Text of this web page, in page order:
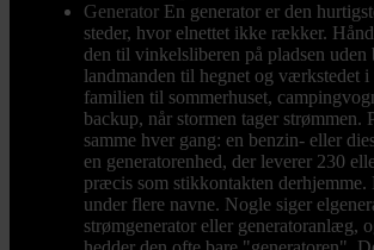
Generator En generator er den
steder, hvor elnettet ikke rækker.
den til vinkelsliberen på pladsen uden
landmanden til hegnet og værkstedet i
familien til sommerhuset,
backup, når stormen tager strømmen.
samme hver gang: en benzin- eller
en generatorenhed, der leverer 230
præcis som stikkontakten derhjemme.
under flere navne. Nogle siger
strømgenerator eller generatoranlæg,